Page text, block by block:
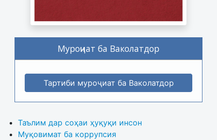
Муроҷиат ба Ваколатдор
Тартиби муроҷиат ба Ваколатдор
Таълим дар соҳаи ҳуқуқи инсон
Муқовимат ба коррупсия